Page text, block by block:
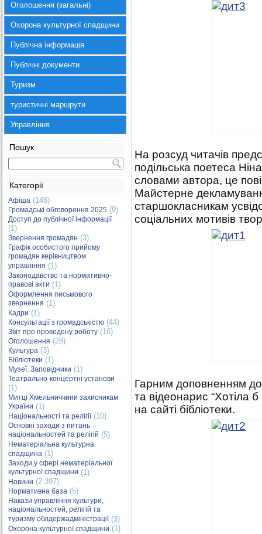
Оголошення (загальні)
Охорона культурної спадщини
Публічна інформація
Публічні документи
Туризм
туристичні маршрути
Управління
Пошук
Категорії
Афіша (146)
Громадські обговорення 2025 (9)
Доступ до публічної інформації
(1)
Звернення громадян (3)
Графік особистого прийому
громадян керівництвом
управління (1)
Законодавство та нормативно-
правові акти (1)
Оформлення письмового
звернення (1)
Кадри (1)
Консультації з громадськістю (44)
Звіт про проведену роботу (16)
Оголошення (28)
Культура (3)
Бібліотеки (1)
Музеї. Заповідники (1)
Театрально-концертні установи
(1)
Митці Хмельниччини захисникам
України (1)
Національності та релігії(10)
Основні заходи з питань
національностей та релігій (5)
Нематеріальна культурна
спадщина (1)
Заходи у сфері нематеріальної
культурної спадщини (1)
Новини (2 397)
Нормативна база (5)
Накази управління культури,
національностей, релігій та
туризму облдержадміністрації(3)
Охорона культурної спадщини (1)
На розсуд читачів
подільська поетеса
словами автора, це
Майстерне
старшокласникам
соціальних мотивів
Гарним доповненням
та відеонарис “Хотіла
на сайті бібліотеки.